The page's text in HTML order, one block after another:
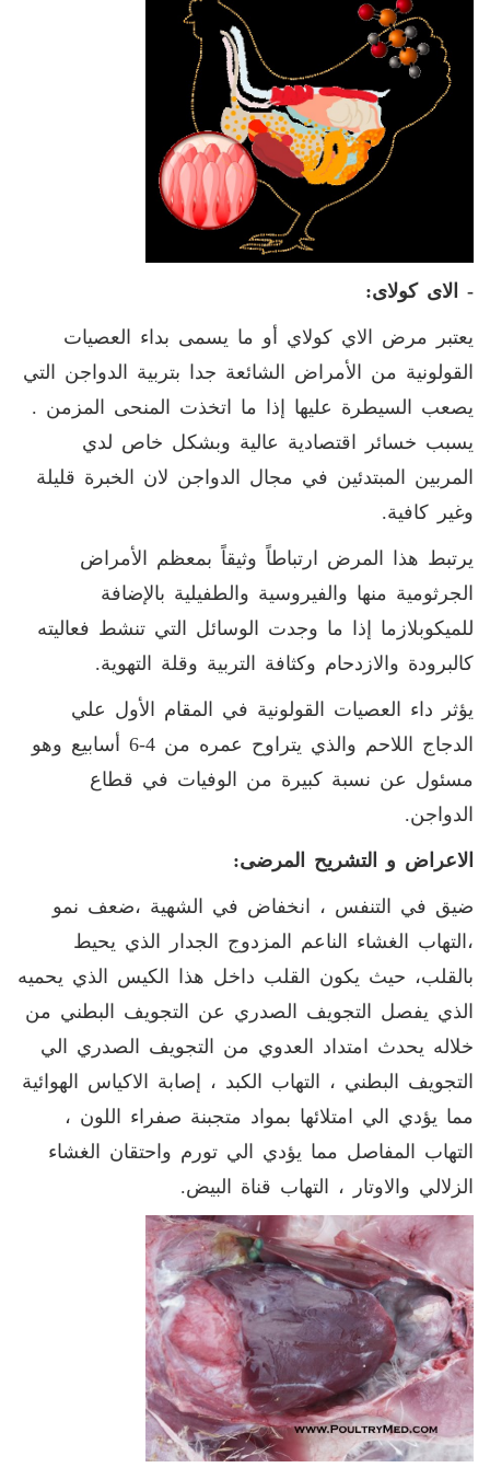
- الاى كولاى:
يعتبر مرض الاي كولاي أو ما يسمى بداء العصيات
القولونية من الأمراض الشائعة جدا بتربية الدواجن التي
يصعب السيطرة عليها إذا ما اتخذت المنحى المزمن .
يسبب خسائر اقتصادية عالية وبشكل خاص لدي
المربين المبتدئين في مجال الدواجن لان الخبرة قليلة
وغير كافية.
يرتبط هذا المرض ارتباطاً وثيقاً بمعظم الأمراض
الجرثومية منها والفيروسية والطفيلية بالإضافة
للميكوبلازما إذا ما وجدت الوسائل التي تنشط فعاليته
كالبرودة والازدحام وكثافة التربية وقلة التهوية.
يؤثر داء العصيات القولونية في المقام الأول علي
الدجاج اللاحم والذي يتراوح عمره من 4-6 أسابيع وهو
مسئول عن نسبة كبيرة من الوفيات في قطاع
الدواجن.
الاعراض و التشريح المرضى:
ضيق في التنفس ، انخفاض في الشهية ،ضعف نمو
،التهاب الغشاء الناعم المزدوج الجدار الذي يحيط
بالقلب، حيث يكون القلب داخل هذا الكيس الذي يحميه
الذي يفصل التجويف الصدري عن التجويف البطني من
خلاله يحدث امتداد العدوي من التجويف الصدري الي
التجويف البطني ، التهاب الكبد ، إصابة الاكياس الهوائية
مما يؤدي الي امتلائها بمواد متجبنة صفراء اللون ،
التهاب المفاصل مما يؤدي الي تورم واحتقان الغشاء
الزلالي والاوتار ، التهاب قناة البيض.